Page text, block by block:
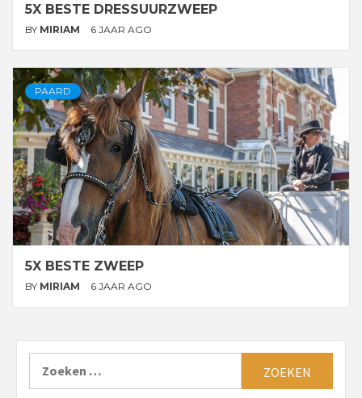
5X BESTE DRESSUURZWEEP
BY MIRIAM 6 JAAR AGO
PAARD
5X BESTE ZWEEP
BY MIRIAM 6 JAAR AGO
naar: